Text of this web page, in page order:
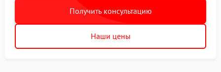
Получить консультацию
Наши цены